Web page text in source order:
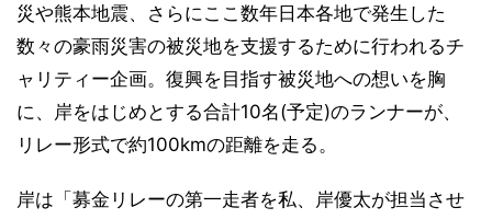
災や熊本地震、さらにここ数年日本各地で発生した
数々の豪雨災害の被災地を支援するために行われるチ
ャリティー企画。復興を目指す被災地への想いを胸
に、岸をはじめとする合計10名(予定)のランナーが、
リレー形式で約100kmの距離を走る。
岸は「募金リレーの第一走者を私、岸優太が担当させ